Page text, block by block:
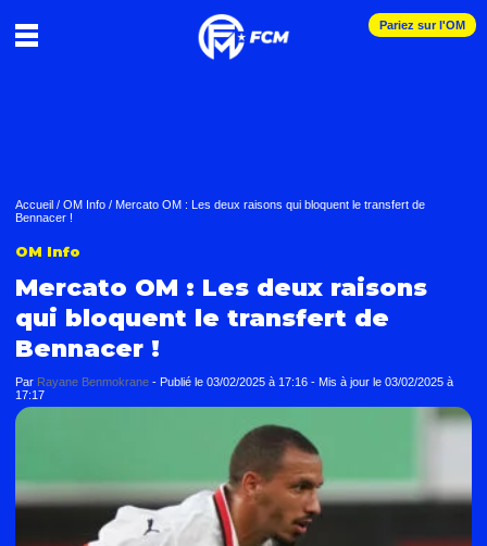
Pariez sur l'OM
Accueil / OM Info / Mercato OM : Les deux raisons qui bloquent le transfert de
Bennacer !
OM Info
Mercato OM : Les deux raisons
qui bloquent le transfert de
Bennacer !
Par Rayane Benmokrane - Publié le 03/02/2025 à 17:16 - Mis à jour le 03/02/2025 à
17:17